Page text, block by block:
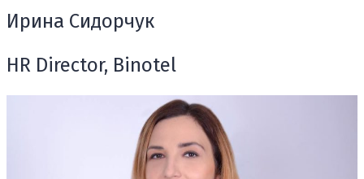
Ирина Сидорчук
HR Director, Binotel